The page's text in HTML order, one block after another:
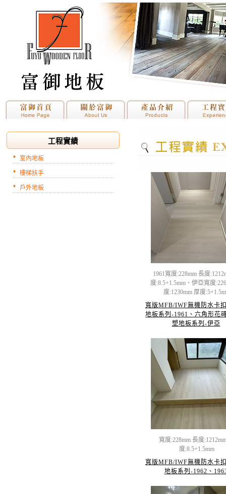
工程實績
室內地板
樓梯扶手
戶外地板
1961寬度:228mm 長度
度:8.5+1.5mm、伊亞寬度
度:1230mm 厚度
寬版MFB/IWF無機防水卡
地板系列-1961、六角形花
塑地板系列-伊亞
寬度:228mm 長度
度:8.5+1.5mm
寬版MFB/IWF無機防水卡
地板系列-1962、